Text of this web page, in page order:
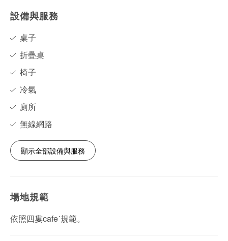
設備與服務
桌子
折疊桌
椅子
冷氣
廁所
無線網路
顯示全部設備與服務
場地規範
依照四婁cafeˊ規範。